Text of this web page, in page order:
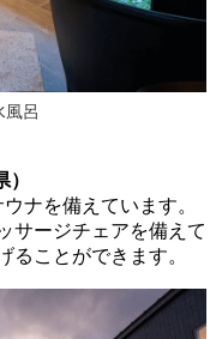
風呂
ナを備えています。
サージチェアを備えて
ることができます。